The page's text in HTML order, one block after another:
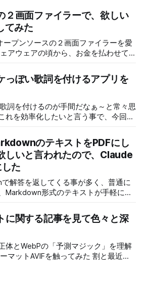
２画面ファイラーで、欲しい
てみた
ープンソースの２画面ファイラーを愛
アウェアの頃から、お金を払わせて
。 個人的に欲しい機能で、ネットワ
の共有フォルダに手軽にアクセスする
「\PC名\共有フォルダ名」みたいなア
れに対応していません。 ネットワー
ーク上のアクセス先をドライブとして
共有フォイルだが多いとそれ全部にネ
割り当てる訳にもいかず、最近は使わ
、
が結構良くて、個人的には変えたく
かくオープンソースなんだから、AIで
そう！ 「shellfiler」のGIT
っぽい歌詞を付けるアプリを
詞を付けるのが手間だなぁ～と常々思
れを効率化したいと言う事で、今回は
てみました。 せっかく作ったので少
作れるのか、デモの動画と少し解説を
ものはライセンスの問題で非公開で
すが、これが思ったより簡単に作れる
在のように短期間で作れるようになり
を公開する場合に、歌詞を入れる作
、イマイチなできになる事も多いの
たのも良かったです。 では、次
を使って曲に歌詞を入れていきます。
イセンス問題で、手軽に公開できない
さそうなので、こんなアプリで動画作
音源さえ用意すれば、
のテキストをPDFにし
しいと言われたので、Claude
た
解答を返してくる事が多く、普通に
Markdown形式のテキストが手軽に表
後WEB上にアップし
ます。
app/md2pdf/ VS Codeのプ
じ事は出来ますし、他にも同じような
がいるので、それを使うのも手なんで
、プラグインがウィルスに汚染され
に関する記事を見て色々と深
体とWebPの「予測マジック」を理解
マットですが、従来は画像のサイズが